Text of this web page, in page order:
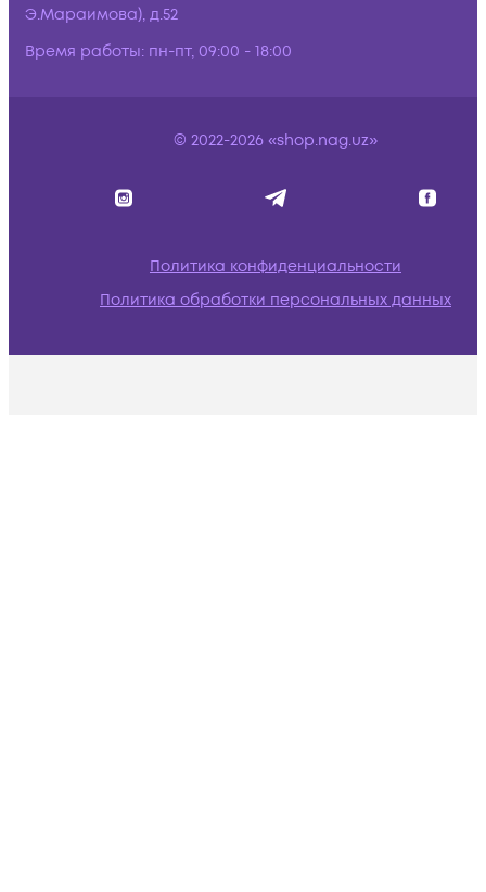
Э.Мараимова), д.52
Время работы: пн-пт, 09:00 - 18:00
© 2022-2026 «shop.nag.uz»
Политика конфиденциальности
Политика обработки персональных данных